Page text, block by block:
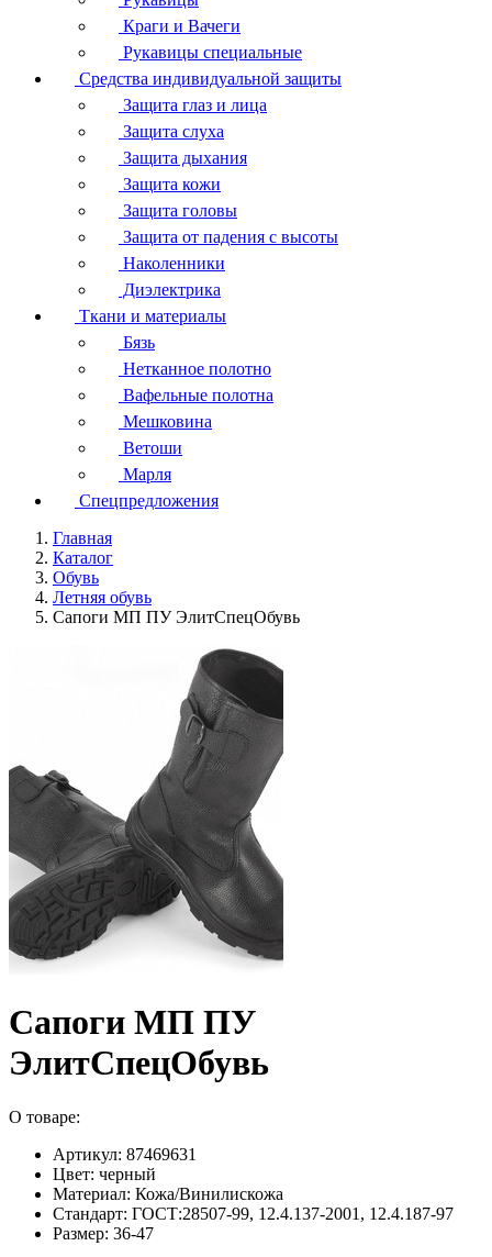
Краги и Вачеги
Рукавицы специальные
Средства индивидуальной защиты
Защита глаз и лица
Защита слуха
Защита дыхания
Защита кожи
Защита головы
Защита от падения с высоты
Наколенники
Диэлектрика
Ткани и материалы
Бязь
Нетканное полотно
Вафельные полотна
Мешковина
Ветоши
Марля
Спецпредложения
Главная
Каталог
Обувь
Летняя обувь
Сапоги МП ПУ ЭлитСпецОбувь
Сапоги МП ПУ
ЭлитСпецОбувь
О товаре:
Артикул: 87469631
Цвет: черный
Материал: Кожа/Винилискожа
Стандарт: ГОСТ:28507-99, 12.4.137-2001, 12.4.187-97
Размер: 36-47